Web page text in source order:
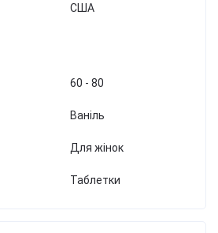
США
60 - 80
Ваніль
Для жінок
Таблетки